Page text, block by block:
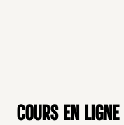
Cours en ligne